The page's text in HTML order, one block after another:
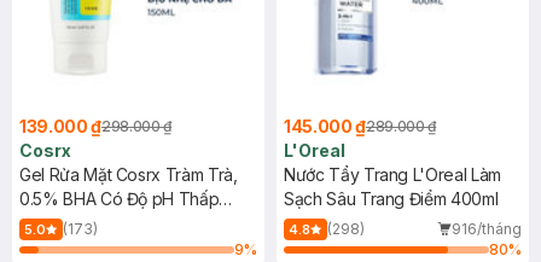
139.000 ₫298.000 ₫
Cosrx
Gel Rửa Mặt Cosrx Tràm Trà,
0.5% BHA Có Độ pH Thấp
150ml
5.0
(173)
9%
145.000 ₫289.000 ₫
L'Oreal
Nước Tẩy Trang L'Oreal Làm
Sạch Sâu Trang Điểm 400ml
4.8 (298)
916/tháng
80%